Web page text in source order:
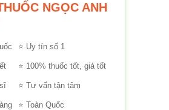
NGỌC ANH
5
⭐ Uy tín số 1
⭐ 100% thuốc tốt, giá tốt
⭐ Tư vấn tận tâm
⭐ Toàn Quốc